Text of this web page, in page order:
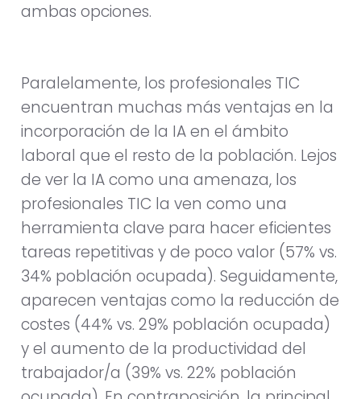
ambas opciones.
Paralelamente, los profesionales TIC
encuentran muchas más ventajas en la
incorporación de la IA en el ámbito
laboral que el resto de la población. Lejos
de ver la IA como una amenaza, los
profesionales TIC la ven como una
herramienta clave para hacer eficientes
tareas repetitivas y de poco valor (57% vs.
34% población ocupada). Seguidamente,
aparecen ventajas como la reducción de
costes (44% vs. 29% población ocupada)
y el aumento de la productividad del
trabajador/a (39% vs. 22% población